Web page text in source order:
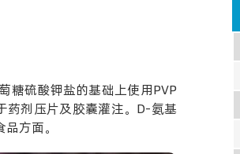
糖硫酸钾盐的基础上使用PVP
药剂压片及胶囊灌注。D-氨基
方面。